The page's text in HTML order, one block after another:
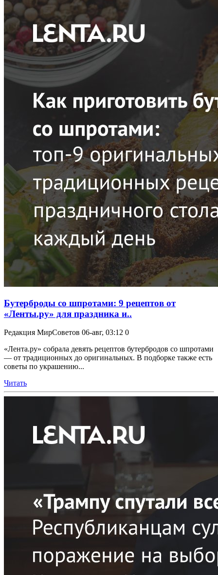
Бутерброды со шпротами: 9 рецептов от
«Ленты.ру» для праздника и..
Редакция МирСоветов 06-авг, 03:12 0
«Лента.ру» собрала девять рецептов бутербродов со шпротами
— от традиционных до оригинальных. В подборке также есть
советы по украшению...
Читать